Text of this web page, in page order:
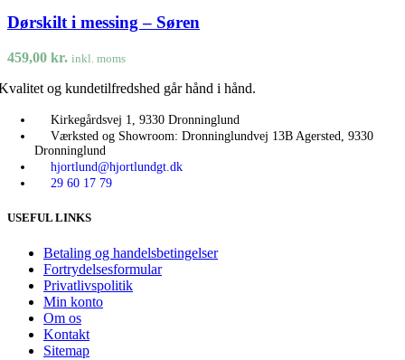
Dørskilt i messing – Søren
459,00 kr. inkl. moms
og kundetilfredshed går hånd i hånd.
Kirkegårdsvej 1, 9330 Dronninglund
Værksted og Showroom: Dronninglundvej 13B Agersted, 9330
Dronninglund
hjortlund@hjortlundgt.dk
29 60 17 79
USEFUL LINKS
Betaling og handelsbetingelser
Fortrydelsesformular
Privatlivspolitik
Min konto
Om os
Kontakt
Sitemap